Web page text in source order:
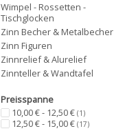
Wimpel - Rossetten -
Tischglocken
Zinn Becher & Metalbecher
Zinn Figuren
Zinnrelief & Alurelief
Zinnteller & Wandtafel
Preisspanne
10,00 € - 12,50 € (1)
12,50 € - 15,00 € (17)